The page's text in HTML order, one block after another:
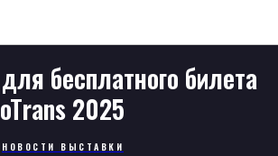
бесплатного билета
2025
НОВОСТИ ВЫСТАВКИ